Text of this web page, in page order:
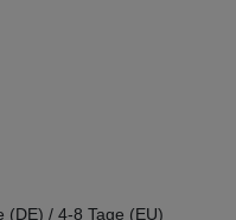
(DE) / 4-8 Tage (EU)